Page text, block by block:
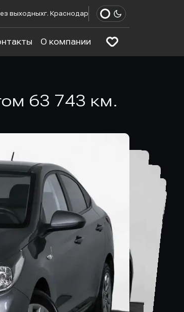
выходныхг. Краснодар
О компании
63 743 км.